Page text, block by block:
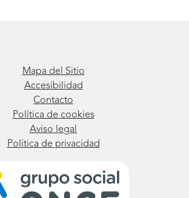
Mapa del Sitio
Accesibilidad
Contacto
Política de cookies
Aviso legal
Política de privacidad